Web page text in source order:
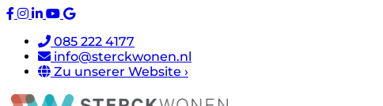
085 222 4177
info@sterckwonen.nl
Zu unserer Website ›